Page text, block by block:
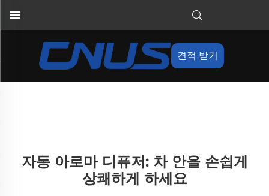
견적 받기
자동 아로마 디퓨저: 차 안을 손쉽게
상쾌하게 하세요